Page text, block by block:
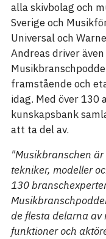
alla skivbolag och
Sverige och
Universal och
Andreas driver
framstående och
idag. Med över 130
kunskapsbank
att ta del av.
"Musikbranschen
tekniker, modeller
130
de flesta delarna av
funktioner och